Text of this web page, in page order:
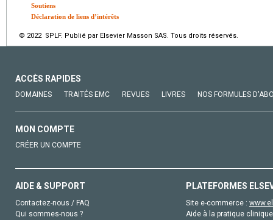
Soutiens
Déclaration de liens d’intérêts
© 2022 SPLF. Publié par Elsevier Masson SAS. Tous droits réservés.
ACCÈS RAPIDES
DOMAINES TRAITÉS EMC REVUES LIVRES NOS FORMULES
MON COMPTE
CRÉER UN COMPTE
AIDE & SUPPORT
Contactez-nous / FAQ
Qui sommes-nous ?
PLATEFORMES
Site e-commerce :
Aide à la pratique